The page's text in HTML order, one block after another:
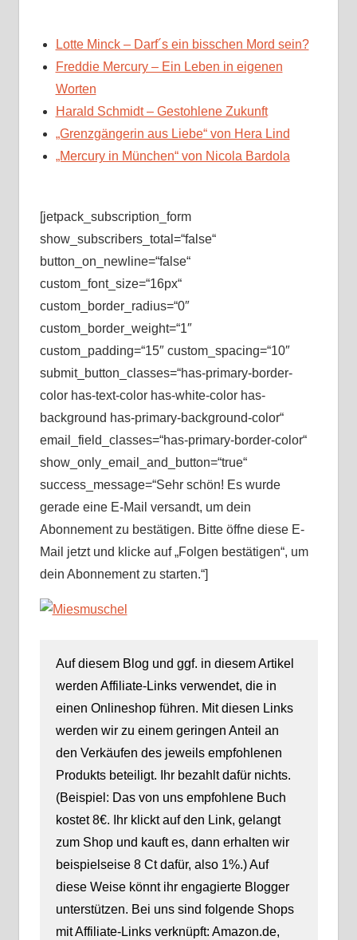
Lotte Minck – Darf´s ein bisschen Mord sein?
Freddie Mercury – Ein Leben in eigenen
Worten
Harald Schmidt – Gestohlene Zukunft
„Grenzgängerin aus Liebe“ von Hera Lind
„Mercury in München“ von Nicola Bardola
[jetpack_subscription_form
show_subscribers_total=“false“
button_on_newline=“false“
custom_font_size=“16px“
custom_border_radius=“0″
custom_border_weight=“1″
custom_padding=“15″ custom_spacing=“10″
submit_button_classes=“has-primary-border-
color has-text-color has-white-color has-
background has-primary-background-color“
email_field_classes=“has-primary-border-color“
show_only_email_and_button=“true“
success_message=“Sehr schön! Es wurde
gerade eine E-Mail versandt, um dein
Abonnement zu bestätigen. Bitte öffne diese E-
Mail jetzt und klicke auf „Folgen bestätigen“, um
dein Abonnement zu starten.“]
Auf diesem Blog und ggf. in diesem Artikel
werden Affiliate-Links verwendet, die in
einen Onlineshop führen. Mit diesen Links
werden wir zu einem geringen Anteil an
den Verkäufen des jeweils empfohlenen
Produkts beteiligt. Ihr bezahlt dafür nichts.
(Beispiel: Das von uns empfohlene Buch
kostet 8€. Ihr klickt auf den Link, gelangt
zum Shop und kauft es, dann erhalten wir
beispielseise 8 Ct dafür, also 1%.) Auf
diese Weise könnt ihr engagierte Blogger
unterstützen. Bei uns sind folgende Shops
mit Affiliate-Links verknüpft: Amazon.de,